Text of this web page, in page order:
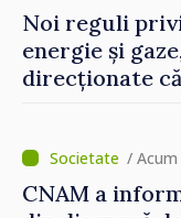
Noi reguli
energie și
direcționate
/
CNAM a